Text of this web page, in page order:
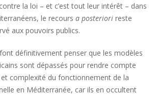
la loi – et c’est tout leur intérêt – dans
le recours a posteriori reste
aux pouvoirs publics.
définitivement penser que les modèles
sont dépassés pour rendre compte
complexité du fonctionnement de la
en Méditerranée, car ils en occultent